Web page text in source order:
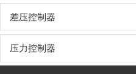
差压控制器
压力控制器